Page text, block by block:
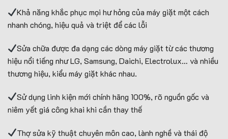
Khả năng khắc phục mọi hư hỏng của máy giặt một cách
nhanh chóng, hiệu quả và triệt để các lỗi
Sửa chữa được đa dạng các dòng máy giặt từ các thương
hiệu nổi tiếng như LG, Samsung, Daichi, Electrolux… và nhiều
thương hiệu, kiểu máy giặt khác nhau.
Sử dụng linh kiện mới chính hãng 100%, rõ nguồn gốc và
niêm yết giá công khai khi cần thay thế
Thợ sửa kỹ thuật chuyên môn cao, lành nghề và thái độ